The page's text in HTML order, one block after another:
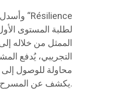
الممثل من خلاله
التجريبي، يُدفع
محاولة للوصول
يكشف عن المسرح كمساحة بحث لا نهائية عن الإنسان في أقصى تجلياته.